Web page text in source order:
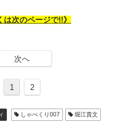
は次のページで!!》
次へ
1 2
しゃべくり007 堀江貴文